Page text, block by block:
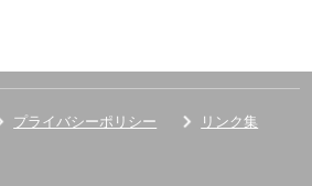
プライバシーポリシー
リンク集